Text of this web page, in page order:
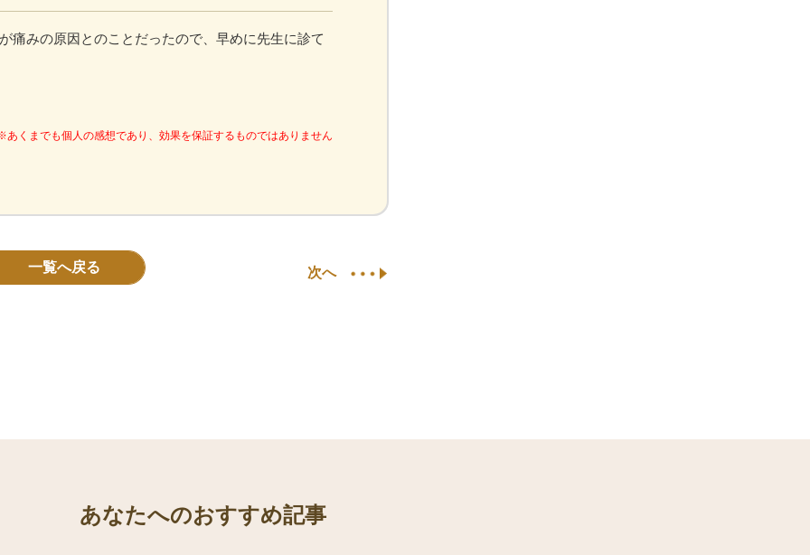
痛みの原因とのことだったので、早めに先生に診て
あくまでも個人の感想であり、効果を保証するものではありません
一覧へ戻る 次へ
あなたへのおすすめ記事